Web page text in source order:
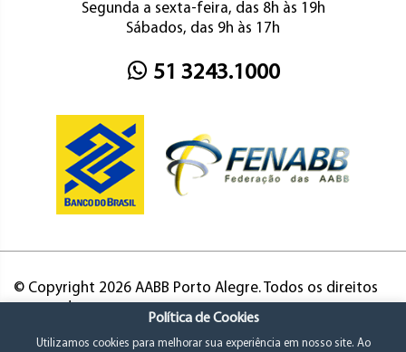
Segunda a sexta-feira, das 8h às 19h
Sábados, das 9h às 17h
51 3243.1000
© Copyright 2026 AABB Porto Alegre. Todos os direitos
Política de Cookies
Utilizamos cookies para melhorar sua experiência em nosso site. Ao